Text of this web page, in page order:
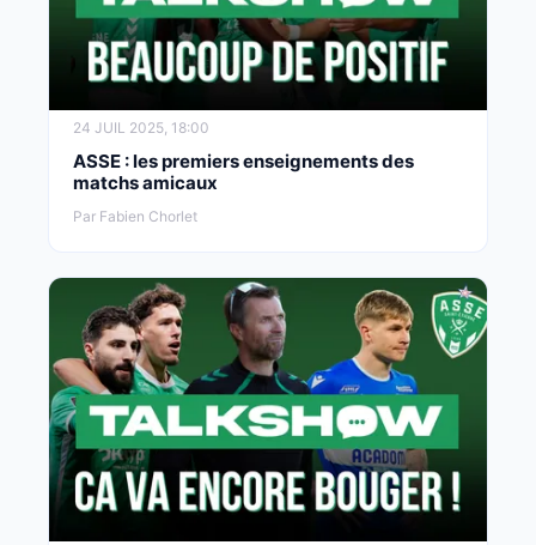
24 JUIL 2025, 18:00
ASSE : les premiers enseignements des
matchs amicaux
Par Fabien Chorlet